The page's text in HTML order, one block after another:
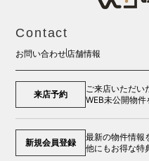
Contact
お問い合わせ 店舗情報
来店予約
ご来店いただい
WEB未公開物件
新規会員登録
最新の物件情報
他にもお得な特